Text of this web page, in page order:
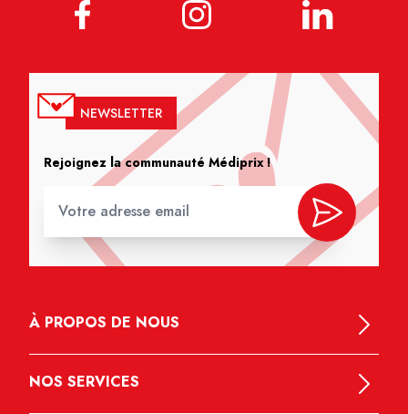
NEWSLETTER
Rejoignez la communauté Médiprix !
À PROPOS DE NOUS
NOS SERVICES